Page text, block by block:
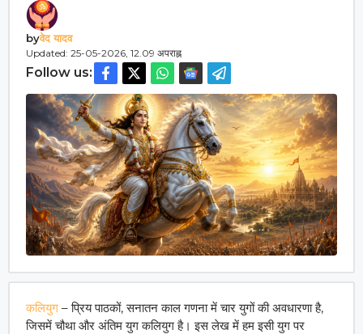
byवेद यादव
Updated: 25-05-2026, 12.09 अपराह्न
Follow us:
कलियुग – प्रिय पाठकों, सनातन काल गणना में चार युगों की अवधारणा है,
जिसमें चौथा और अंतिम युग कलियुग है। इस लेख में हम इसी युग पर